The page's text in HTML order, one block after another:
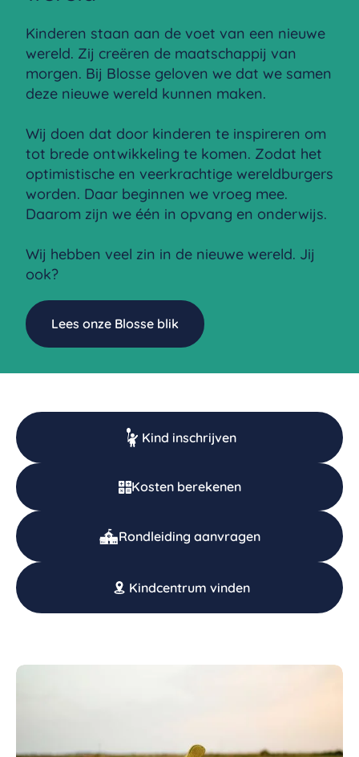
Kind inschrijven
Kosten berekenen
Rondleiding aanvragen
Kindcentrum vinden
Kinderen staan aan de voet van een nieuwe
wereld. Zij creëren de maatschappij van
morgen. Bij Blosse geloven we dat we samen
deze nieuwe wereld kunnen maken.
Wij doen dat door kinderen te inspireren om
tot brede ontwikkeling te komen. Zodat het
optimistische en veerkrachtige wereldburgers
worden. Daar beginnen we vroeg mee.
Daarom zijn we één in opvang en onderwijs.
Wij hebben veel zin in de nieuwe wereld. Jij
ook?
Lees onze Blosse blik